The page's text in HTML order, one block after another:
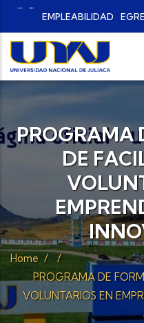
Skip to main content
EMPLEABILIDAD
PROGRAMA
DE
Home /
/
PROGRAMA DE
VOLUNTARIOS EN